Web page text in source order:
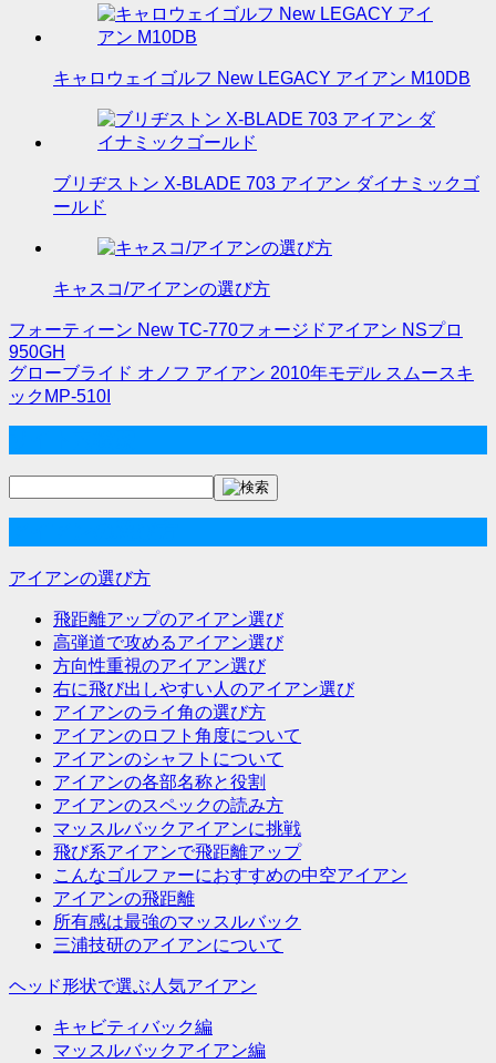
キャロウェイゴルフ New LEGACY アイアン M10DB
ブリヂストン X-BLADE 703 アイアン ダイナミックゴ
ールド
キャスコ/アイアンの選び方
投
稿
ナ
ビ
ゲ
シ
フォーティーン New TC-770フォージドアイアン NSプロ
950GH
グローブライド オノフ アイアン 2010年モデル スムースキ
ックMP-510I
アイアンの選び方
飛距離アップのアイアン選び
高弾道で攻めるアイアン選び
方向性重視のアイアン選び
右に飛び出しやすい人のアイアン選び
アイアンのライ角の選び方
アイアンのロフト角度について
アイアンのシャフトについて
アイアンの各部名称と役割
アイアンのスペックの読み方
マッスルバックアイアンに挑戦
飛び系アイアンで飛距離アップ
こんなゴルファーにおすすめの中空アイアン
アイアンの飛距離
所有感は最強のマッスルバック
三浦技研のアイアンについて
ヘッド形状で選ぶ人気アイアン
キャビティバック編
マッスルバックアイアン編